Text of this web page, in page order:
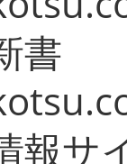
書
報サ